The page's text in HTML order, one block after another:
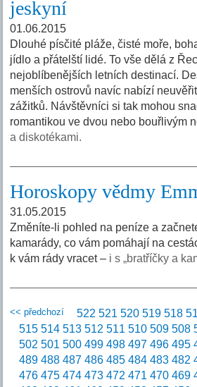
jeskyní
01.06.2015
Dlouhé písčité pláže, čisté moře,
jídlo a přátelští lidé. To vše dělá z
nejoblíbenějších letních destinací.
menších ostrovů navíc nabízí
zážitků. Návštěvníci si tak mohou
romantikou ve dvou nebo bouřlivým
a diskotékami.
Horoskopy vědmy
31.05.2015
Změníte-li pohled na peníze a
kamarády, co vám pomáhají na
k vám rády vracet – i s „bratříčky a
<< předchozí 522 521 520 519 518
515 514 513 512 511 510 509 508
502 501 500 499 498 497 496 495
489 488 487 486 485 484 483 482
476 475 474 473 472 471 470 469